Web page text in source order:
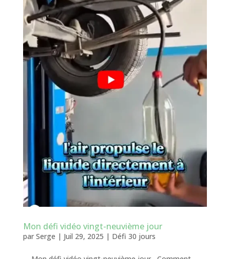
Mon défi vidéo vingt-neuvième jour
par Serge | Juil 29, 2025 | Défi 30 jours